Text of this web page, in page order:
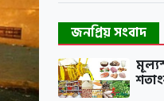
জনপ্রিয় সংবাদ